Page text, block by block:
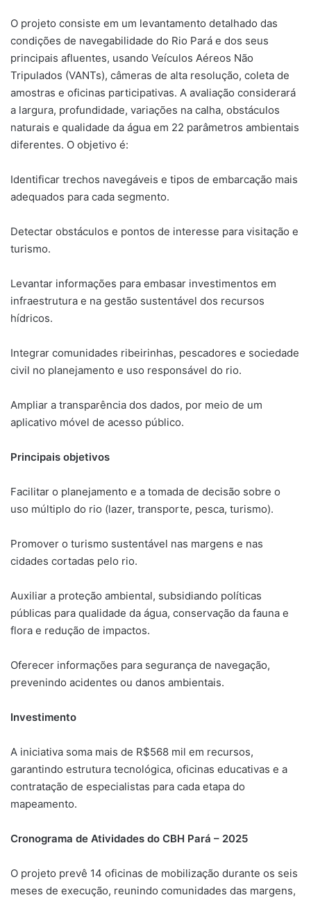
O projeto consiste em um levantamento detalhado das
condições de navegabilidade do Rio Pará e dos seus
principais afluentes, usando Veículos Aéreos Não
Tripulados (VANTs), câmeras de alta resolução, coleta de
amostras e oficinas participativas. A avaliação considerará
a largura, profundidade, variações na calha, obstáculos
naturais e qualidade da água em 22 parâmetros ambientais
diferentes. O objetivo é:
Identificar trechos navegáveis e tipos de embarcação mais
adequados para cada segmento.
Detectar obstáculos e pontos de interesse para visitação e
turismo.
Levantar informações para embasar investimentos em
infraestrutura e na gestão sustentável dos recursos
hídricos.
Integrar comunidades ribeirinhas, pescadores e sociedade
civil no planejamento e uso responsável do rio.
Ampliar a transparência dos dados, por meio de um
aplicativo móvel de acesso público.
Principais objetivos
Facilitar o planejamento e a tomada de decisão sobre o
uso múltiplo do rio (lazer, transporte, pesca, turismo).
Promover o turismo sustentável nas margens e nas
cidades cortadas pelo rio.
Auxiliar a proteção ambiental, subsidiando políticas
públicas para qualidade da água, conservação da fauna e
flora e redução de impactos.
Oferecer informações para segurança de navegação,
prevenindo acidentes ou danos ambientais.
Investimento
A iniciativa soma mais de R$568 mil em recursos,
garantindo estrutura tecnológica, oficinas educativas e a
contratação de especialistas para cada etapa do
mapeamento.
Cronograma de Atividades do CBH Pará – 2025
O projeto prevê 14 oficinas de mobilização durante os seis
meses de execução, reunindo comunidades das margens,